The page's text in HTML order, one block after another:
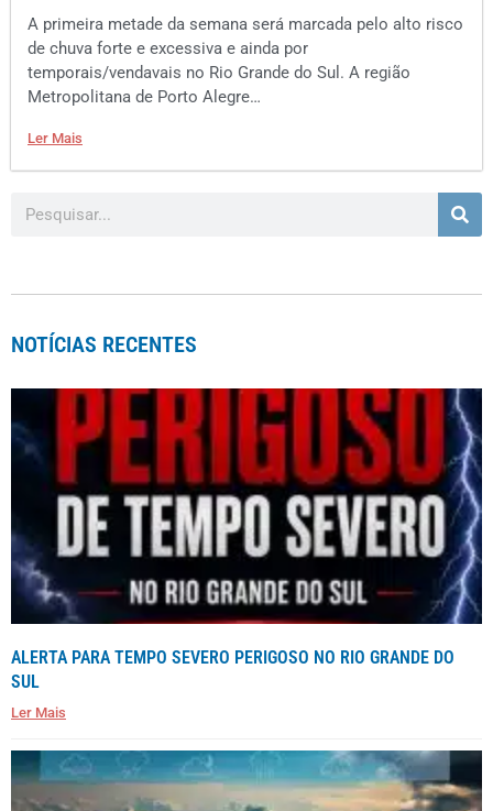
A primeira metade da semana será marcada pelo alto risco
de chuva forte e excessiva e ainda por
temporais/vendavais no Rio Grande do Sul. A região
Metropolitana de Porto Alegre…
Ler Mais
NOTÍCIAS RECENTES
ALERTA PARA TEMPO SEVERO PERIGOSO NO RIO GRANDE DO
SUL
Ler Mais